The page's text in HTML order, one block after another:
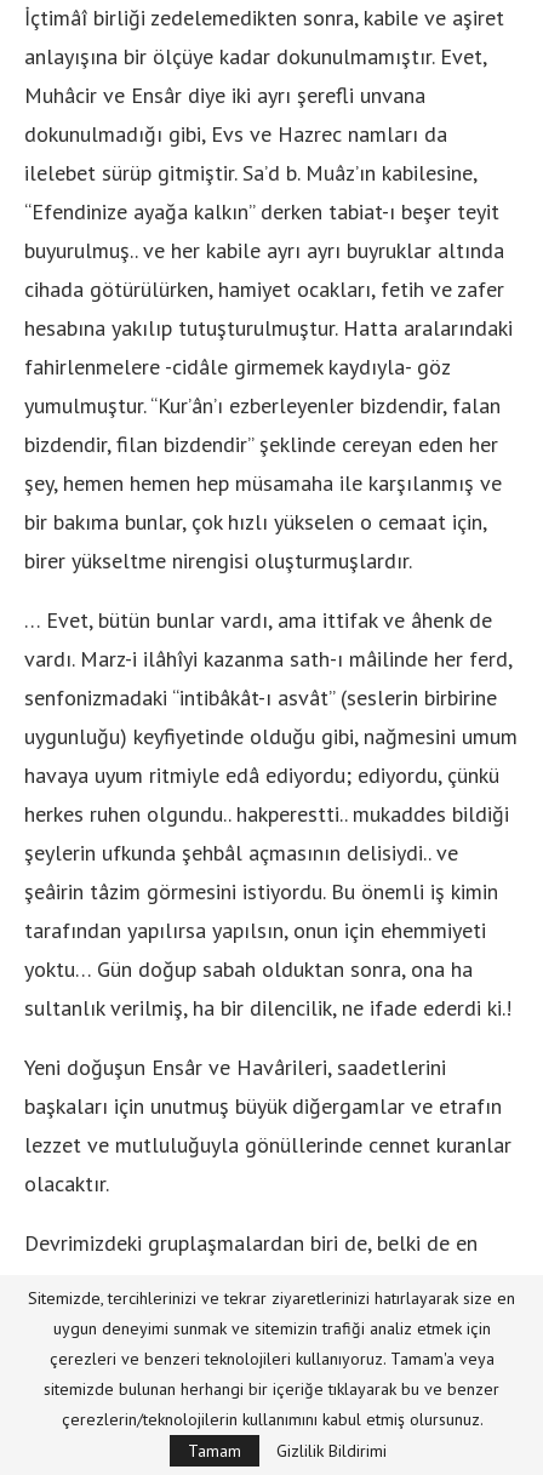
İçtimâî birliği zedelemedikten sonra, kabile ve aşiret
anlayışına bir ölçüye kadar dokunulmamıştır. Evet,
Muhâcir ve Ensâr diye iki ayrı şerefli unvana
dokunulmadığı gibi, Evs ve Hazrec namları da
ilelebet sürüp gitmiştir. Sa’d b. Muâz’ın kabilesine,
“Efendinize ayağa kalkın” derken tabiat-ı beşer teyit
buyurulmuş.. ve her kabile ayrı ayrı buyruklar altında
cihada götürülürken, hamiyet ocakları, fetih ve zafer
hesabına yakılıp tutuşturulmuştur. Hatta aralarındaki
fahirlenmelere -cidâle girmemek kaydıyla- göz
yumulmuştur. “Kur’ân’ı ezberleyenler bizdendir, falan
bizdendir, filan bizdendir” şeklinde cereyan eden her
şey, hemen hemen hep müsamaha ile karşılanmış ve
bir bakıma bunlar, çok hızlı yükselen o cemaat için,
birer yükseltme nirengisi oluşturmuşlardır.
… Evet, bütün bunlar vardı, ama ittifak ve âhenk de
vardı. Marz-i ilâhîyi kazanma sath-ı mâilinde her ferd,
senfonizmadaki “intibâkât-ı asvât” (seslerin birbirine
uygunluğu) keyfiyetinde olduğu gibi, nağmesini umum
havaya uyum ritmiyle edâ ediyordu; ediyordu, çünkü
herkes ruhen olgundu.. hakperestti.. mukaddes bildiği
şeylerin ufkunda şehbâl açmasının delisiydi.. ve
şeâirin tâzim görmesini istiyordu. Bu önemli iş kimin
tarafından yapılırsa yapılsın, onun için ehemmiyeti
yoktu… Gün doğup sabah olduktan sonra, ona ha
sultanlık verilmiş, ha bir dilencilik, ne ifade ederdi ki.!
Yeni doğuşun Ensâr ve Havârileri, saadetlerini
başkaları için unutmuş büyük diğergamlar ve etrafın
lezzet ve mutluluğuyla gönüllerinde cennet kuranlar
olacaktır.
Devrimizdeki gruplaşmalardan biri de, belki de en
dış kaynaklıdır ve dış kaynaklı olması da, hiçbir
münevverin şüphe etmeyeceği kadar kat’îdir.
Kavgaların artık bloklar arasında cereyan ettiği,
bütün insanlığı içine alacak şekilde ideolojilerin
Sitemizde, tercihlerinizi ve tekrar ziyaretlerinizi hatırlayarak size en
uygun deneyimi sunmak ve sitemizin trafiği analiz etmek için
çerezleri ve benzeri teknolojileri kullanıyoruz. Tamam'a veya
sitemizde bulunan herhangi bir içeriğe tıklayarak bu ve benzer
çerezlerin/teknolojilerin kullanımını kabul etmiş olursunuz.
Tamam
Gizlilik Bildirimi